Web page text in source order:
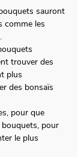
sauront
comme les
trouver des
plus
des bonsaïs
pour que
pour
le plus